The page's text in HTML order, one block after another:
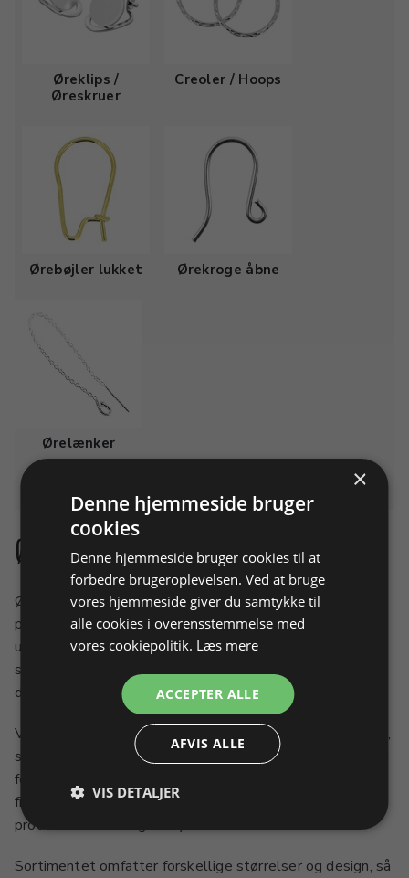
Øreklips /
Øreskruer
Creoler / Hoops
Ørebøjler lukket Ørekroge åbne
Ørelænker
Øremekanikker
Øreklips og øreskruer er essentielle komponenter i
professionel smykkefremstilling, når der ønskes øreringe
uden gennemgående hul. De giver mulighed for præcis,
sikker og komfortabel fastgørelse af smykker til kunder,
der foretrækker ikke-gennemstik øreringe.
Vi tilbyder et bredt udvalg af øreklips og øreskruer i guld,
sølv, platin og argentium. Produkterne er fremstillet med
fokus på holdbarhed, funktionalitet og et professionelt
finish, hvilket gør dem ideelle til værkstedet og
produktion af færdige smykker.
Sortimentet omfatter forskellige størrelser og design, så
×
Denne hjemmeside bruger
cookies
Denne hjemmeside bruger cookies til at
forbedre brugeroplevelsen. Ved at bruge
vores hjemmeside giver du samtykke til
alle cookies i overensstemmelse med
vores cookiepolitik. Læs mere
ACCEPTER ALLE
AFVIS ALLE
VIS DETALJER